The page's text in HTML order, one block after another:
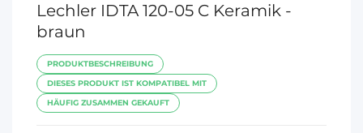
Lechler IDTA 120-05 C Keramik -
braun
PRODUKTBESCHREIBUNG
DIESES PRODUKT IST KOMPATIBEL MIT
HÄUFIG ZUSAMMEN GEKAUFT